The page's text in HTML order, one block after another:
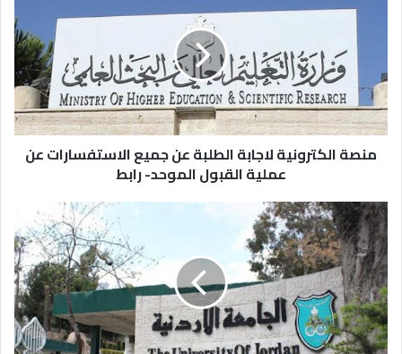
جميع
الاستفسارات
عن
عملية
القبول
منصة الكترونية لاجابة الطلبة عن جميع الاستفسارات عن
عملية القبول الموحد- رابط
الجامعة
الاردنية
تعلن
عن
اسماء
الدفعة
الثانية
للموازي